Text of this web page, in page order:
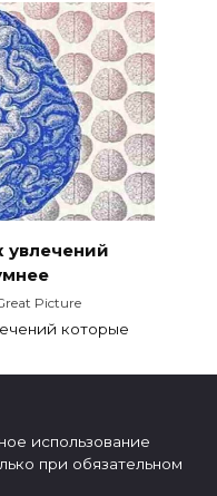
увлечений
Picture
которые
использование
при обязательном